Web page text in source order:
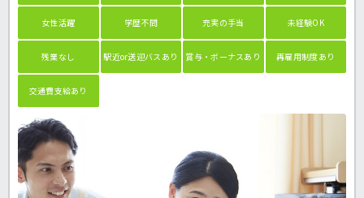
女性活躍 学歴不問 充実の手当 未経験OK
残業なし 駅近or送迎バスあり 賞与・ボーナスあり 再雇用制度あり
交通費支給あり